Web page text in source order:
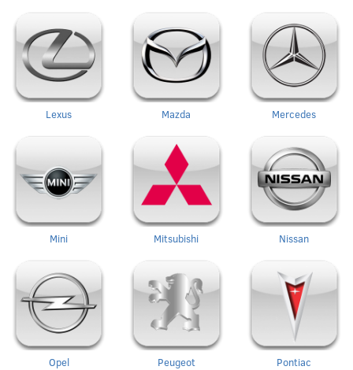
Lexus Mazda Mercedes
Mini Mitsubishi Nissan
Opel Peugeot Pontiac